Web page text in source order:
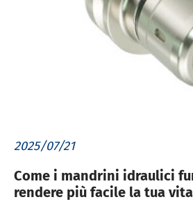
2025/07/21
Come i mandrini idraulici
rendere più facile la tua vita